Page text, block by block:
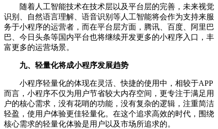
随着人工智能技术在技术层以及平台层的完善，未来视觉
识别、自然语言理解、语音识别等人工智能将会作为支持来服
务于小程序的运营者，而在平台层方面，腾讯、百度、阿里巴
巴、今日头条等国内平台也将继续开发更多的小程序入口，丰
富更多的运营场景。
九、轻量化将成小程序发展趋势
小程序轻量化的体现在灵活、快捷的使用中，相较于APP
而言，小程序不仅为用户节省较大内存空间，更专注于满足用
户的核心需求，没有花哨的功能，没有复杂的逻辑，注重简洁
轻盈，使用户体验更佳轻量化。在这个追求高效的时代，围绕
核心需求的轻量化体验是用户以及市场所追求的。